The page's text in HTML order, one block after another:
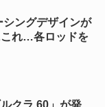
シングデザインが
れ…各ロッドを
クラ 60」が発